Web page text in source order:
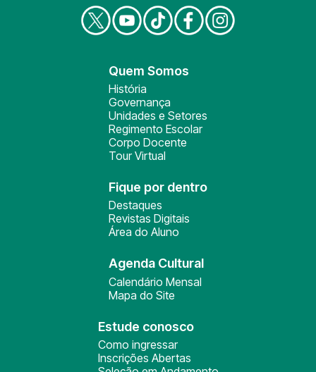
Quem Somos
História
Governança
Unidades e Setores
Regimento Escolar
Corpo Docente
Tour Virtual
Fique por dentro
Destaques
Revistas Digitais
Área do Aluno
Agenda Cultural
Calendário Mensal
Mapa do Site
Estude conosco
Como ingressar
Inscrições Abertas